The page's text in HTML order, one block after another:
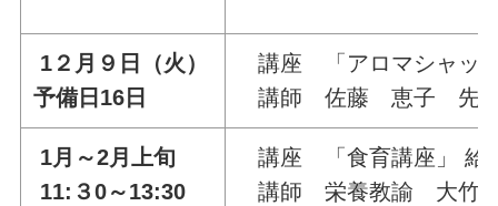
1２月９日（火）
予備日16日
講座 「アロマシャッ
講師 佐藤 恵子 先
1月～2月上旬
11:３0～13:30
講座 「食育講座」 給
講師 栄養教諭 大竹